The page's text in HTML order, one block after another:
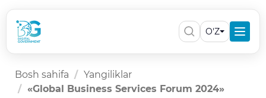
O'Z
Bosh sahifa
Yangiliklar
«Global Business Services Forum 2024»